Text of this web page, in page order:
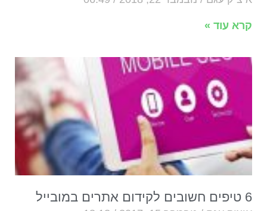
קרא עוד »
6 טיפים חשובים לקידום אתרים במובייל